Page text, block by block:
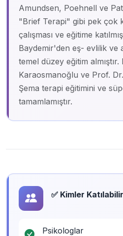
Amundsen, Poehnell ve
"Brief Terapi" gibi pek çok
çalışması ve eğitime
Baydemir'den eş- evlilik ve
temel düzey eğitim almıştır.
Karaosmanoğlu ve Prof.
Şema terapi eğitimini ve
tamamlamıştır.
✅ Kimler
Psikologlar